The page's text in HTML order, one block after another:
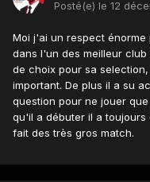
Posté(e) le 12
Moi j'ai un respect
dans l'un des meilleur
de choix pour sa
important. De plus il a su
question pour ne jouer
qu'il a débuter il a toujours
fait des très gros match.